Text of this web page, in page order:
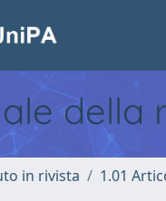
della
in rivista 1.01